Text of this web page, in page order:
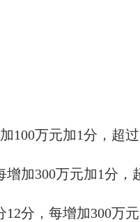
100万元加1分，超过
增加300万元加1分，
12分，每增加300万